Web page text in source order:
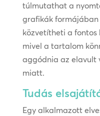
túlmutathat a
grafikák
közvetítheti a fontos
mivel a tartalom
aggódnia az elavult
miatt.
Tudás
Egy alkalmazott